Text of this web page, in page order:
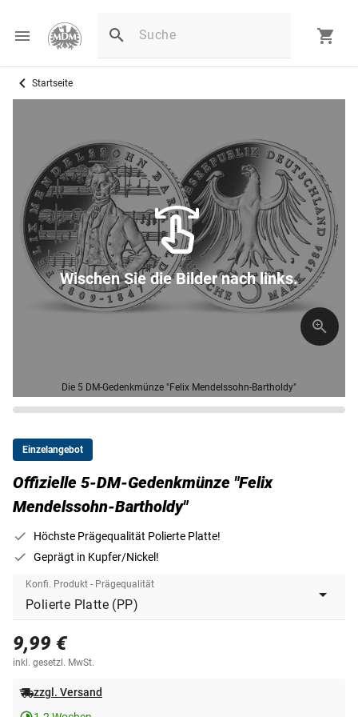
Startseite
Die 5 DM-Gedenkmünze "Felix Mendelssohn-Bartholdy"
Wischen Sie die Bilder nach links.
Einzelangebot
Offizielle 5-DM-Gedenkmünze "Felix
Mendelssohn-Bartholdy"
Höchste Prägequalität Polierte Platte!
Geprägt in Kupfer/Nickel!
Konfi. Produkt - Prägequalität
9,99 €
inkl. gesetzl. MwSt.
zzgl. Versand